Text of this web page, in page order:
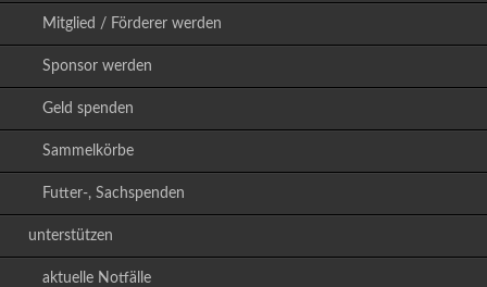
Mitglied / Förderer werden
Sponsor werden
Geld spenden
Sammelkörbe
Futter-, Sachspenden
unterstützen
aktuelle Notfälle